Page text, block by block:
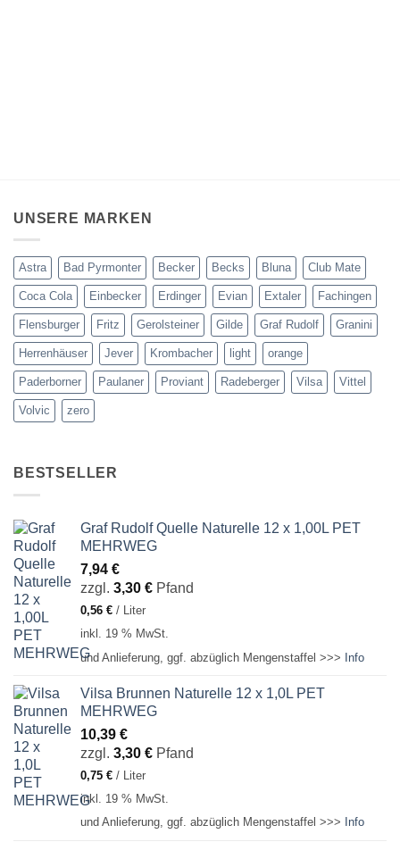
UNSERE MARKEN
Astra Bad Pyrmonter Becker Becks Bluna Club Mate
Coca Cola Einbecker Erdinger Evian Extaler Fachingen
Flensburger Fritz Gerolsteiner Gilde Graf Rudolf Granini
Herrenhäuser Jever Krombacher light orange
Paderborner Paulaner Proviant Radeberger Vilsa Vittel
Volvic zero
BESTSELLER
Graf Rudolf Quelle Naturelle 12 x 1,00L PET
MEHRWEG
7,94 €
zzgl. 3,30 € Pfand
0,56 € / Liter
inkl. 19 % MwSt.
und Anlieferung, ggf. abzüglich Mengenstaffel >>> Info
Vilsa Brunnen Naturelle 12 x 1,0L PET
MEHRWEG
10,39 €
zzgl. 3,30 € Pfand
0,75 € /
Liter
inkl. 19 % MwSt.
und Anlieferung, ggf. abzüglich Mengenstaffel >>> Info